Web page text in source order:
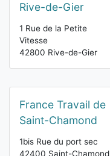
Rive-de-Gier
1 Rue de la Petite
Vitesse
42800 Rive-de-Gier
France Travail de
Saint-Chamond
1bis Rue du port sec
42400 Saint-Chamond